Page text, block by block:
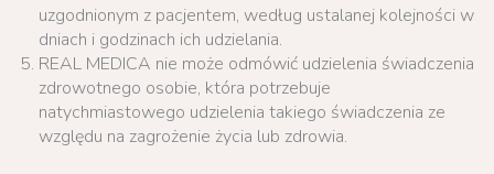
uzgodnionym z pacjentem, według ustalanej kolejności w
dniach i godzinach ich udzielania.
REAL MEDICA nie może odmówić udzielenia świadczenia
zdrowotnego osobie, która potrzebuje
natychmiastowego udzielenia takiego świadczenia ze
względu na zagrożenie życia lub zdrowia.